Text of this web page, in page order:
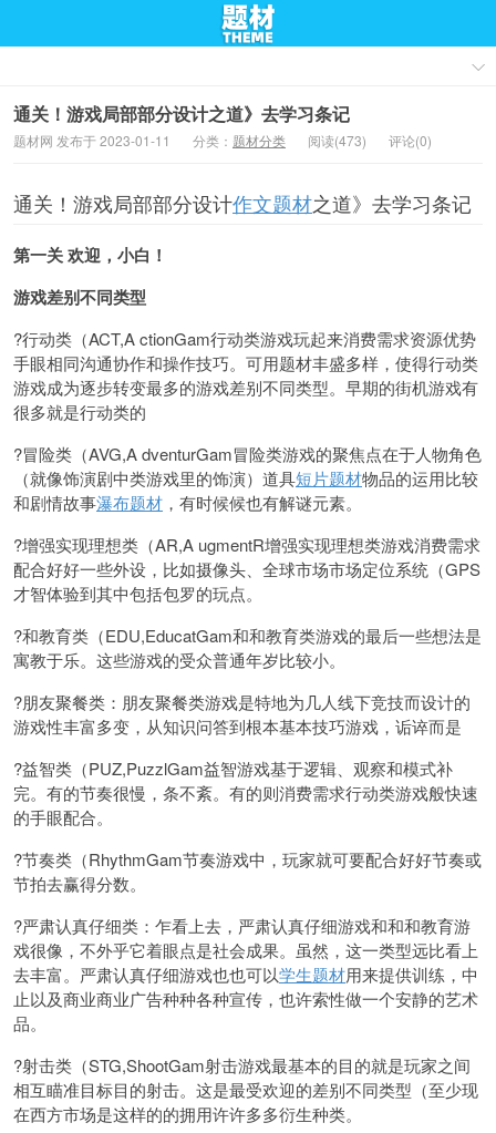
通关！游戏局部部分设计之道》去学习条记
题材网 发布于 2023-01-11 分类： 题材分类 阅读(473) 评论(0)
通关！游戏局部部分设计作文题材之道》去学习条记
第一关 欢迎，小白！
游戏差别不同类型
?行动类（ACT,A ctionGam行动类游戏玩起来消费需求资源优势
手眼相同沟通协作和操作技巧。可用题材丰盛多样，使得行动类
游戏成为逐步转变最多的游戏差别不同类型。早期的街机游戏有
很多就是行动类的
?冒险类（AVG,A dventurGam冒险类游戏的聚焦点在于人物角色
（就像饰演剧中类游戏里的饰演）道具短片题材物品的运用比较
和剧情故事瀑布题材 ，有时候候也有解谜元素。
?增强实现理想类（AR,A ugmentR增强实现理想类游戏消费需求
配合好好一些外设，比如摄像头、全球市场市场定位系统（GPS
才智体验到其中包括包罗的玩点。
?和教育类（EDU,EducatGam和和教育类游戏的最后一些想法是
寓教于乐。这些游戏的受众普通年岁比较小。
?朋友聚餐类：朋友聚餐类游戏是特地为几人线下竞技而设计的
游戏性丰富多变，从知识问答到根本基本技巧游戏，诟谇而是
?益智类（PUZ,PuzzlGam益智游戏基于逻辑、观察和模式补
完。有的节奏很慢，条不紊。有的则消费需求行动类游戏般快速
的手眼配合。
?节奏类（RhythmGam节奏游戏中，玩家就可要配合好好节奏或
节拍去赢得分数。
?严肃认真仔细类：乍看上去，严肃认真仔细游戏和和和教育游
戏很像，不外乎它着眼点是社会成果。虽然，这一类型远比看上
去丰富。严肃认真仔细游戏也也可以学生题材用来提供训练，中
止以及商业商业广告种种各种宣传，也许索性做一个安静的艺术
品。
?射击类（STG,ShootGam射击游戏最基本的目的就是玩家之间
相互瞄准目标目的射击。这是最受欢迎的差别不同类型（至少现
在西方市场是这样的的拥用许许多多衍生种类。